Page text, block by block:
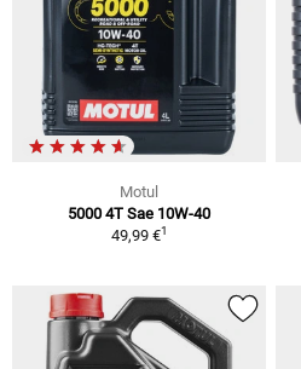
Motul
5000 4T Sae 10W-40
49,99 €1